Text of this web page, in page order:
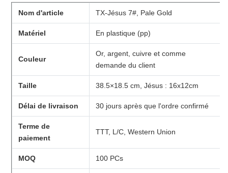
Nom d'article TX-Jésus 7#, Pale Gold
Matériel En plastique (pp)
Couleur
Or, argent, cuivre et comme
demande du client
Taille 38.5×18.5 cm, Jésus : 16x12cm
Délai de livraison 30 jours après que l'ordre confirmé
Terme de
paiement
TTT, L/C, Western Union
MOQ 100 PCs